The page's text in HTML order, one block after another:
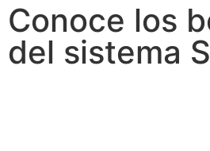
Conoce los
del sistema